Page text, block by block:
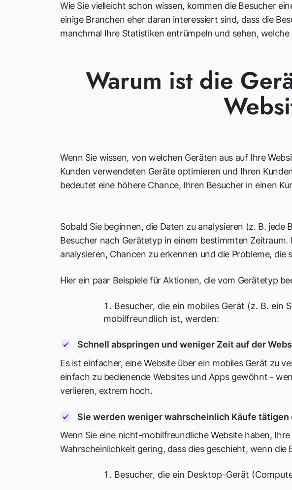
Wie Sie vielleicht schon wissen, kommen die Besucher
einige Branchen eher daran interessiert sind, dass die
manchmal Ihre Statistiken entrümpeln und sehen,
Warum ist die
Wenn Sie wissen, von welchen Geräten aus auf Ihre
Kunden verwendeten Geräte optimieren und Ihren
bedeutet eine höhere Chance, Ihren Besucher in einen
Sobald Sie beginnen, die Daten zu analysieren (z. B.
Besucher nach Gerätetyp in einem bestimmten
analysieren, Chancen zu erkennen und die Probleme,
Hier ein paar Beispiele für Aktionen, die vom Gerätetyp
Besucher, die ein mobiles Gerät (z. B. ein
mobilfreundlich ist, werden:
Schnell abspringen und weniger Zeit auf der
Es ist einfacher, eine Website über ein mobiles Gerät zu
einfach zu bedienende Websites und Apps gewöhnt -
verlieren, extrem hoch.
Sie werden weniger wahrscheinlich Käufe tätigen
Wenn Sie eine nicht-mobilfreundliche Website haben,
Wahrscheinlichkeit gering, dass dies geschieht, wenn
Besucher, die ein Desktop-Gerät